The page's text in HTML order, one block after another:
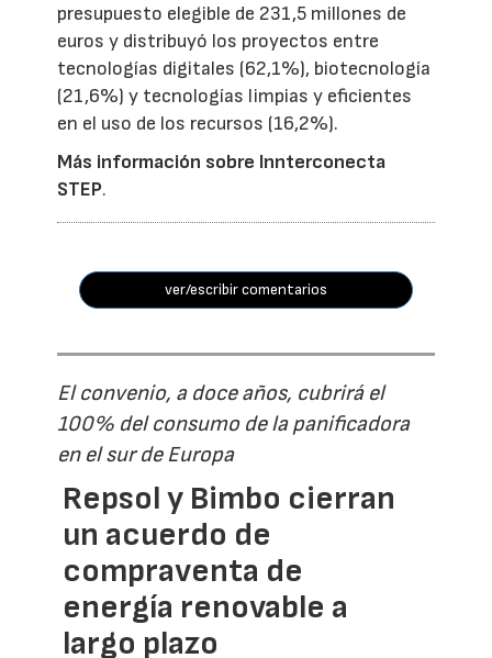
presupuesto elegible de 231,5 millones de
euros y distribuyó los proyectos entre
tecnologías digitales (62,1%), biotecnología
(21,6%) y tecnologías limpias y eficientes
en el uso de los recursos (16,2%).
Más información sobre Innterconecta
STEP.
ver/escribir comentarios
El convenio, a doce años, cubrirá el
100% del consumo de la panificadora
en el sur de Europa
Repsol y Bimbo cierran
un acuerdo de
compraventa de
energía renovable a
largo plazo